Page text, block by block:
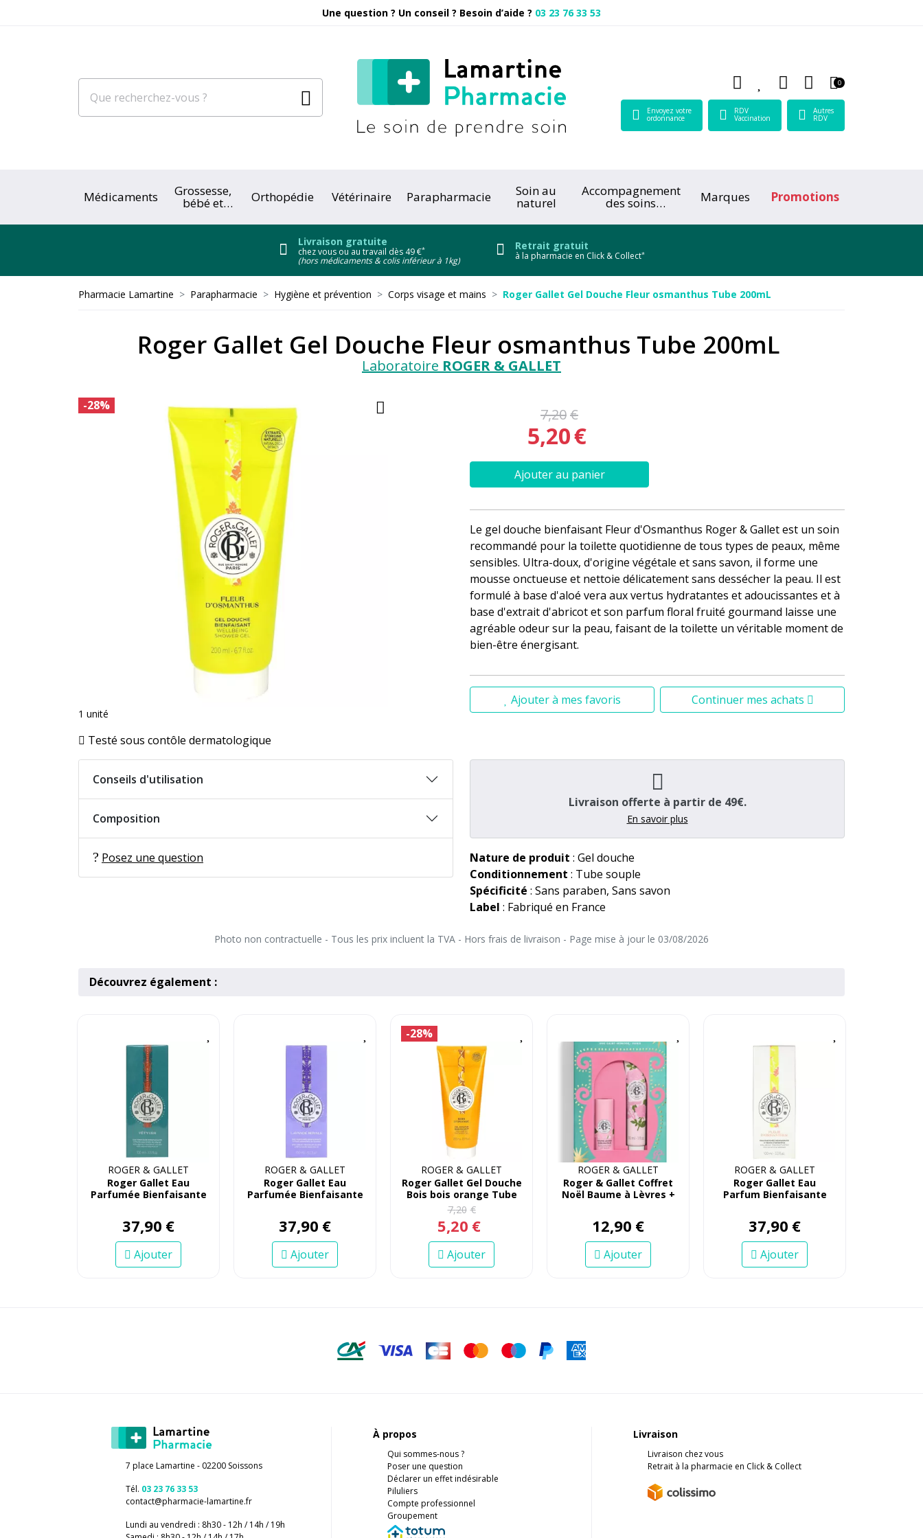
Une question ? Un conseil ? Besoin d’aide ? 03 23 76 33 53
0
Envoyez votre
ordonnance
RDV
Vaccination
Autres
RDV
Médicaments Grossesse,
bébé et Orthopédie Vétérinaire Parapharmacie Soin au
naturel
Accompagnement
des soins Marques Promotions
Livraison gratuite
chez vous ou au travail dès 49 €*
(hors médicaments & colis inférieur à 1kg)
Retrait gratuit
à la pharmacie en Click & Collect*
Pharmacie Lamartine Parapharmacie Hygiène et prévention Corps visage et mains Roger Gallet Gel Douche Fleur osmanthus Tube 200mL
Roger Gallet Gel Douche Fleur osmanthus Tube 200mL
Laboratoire ROGER & GALLET
-28%
1 unité
Testé sous contôle dermatologique
7,20€
5,20€
Ajouter au panier
Le gel douche bienfaisant Fleur d'Osmanthus Roger & Gallet est un soin
recommandé pour la toilette quotidienne de tous types de peaux, même
sensibles. Ultra-doux, d'origine végétale et sans savon, il forme une
mousse onctueuse et nettoie délicatement sans dessécher la peau. Il est
formulé à base d'aloé vera aux vertus hydratantes et adoucissantes et à
base d'extrait d'abricot et son parfum floral fruité gourmand laisse une
agréable odeur sur la peau, faisant de la toilette un véritable moment de
bien-être énergisant.
Ajouter à mes favoris Continuer mes achats
Conseils d'utilisation
Composition
Posez une question
Livraison offerte à partir de 49€.
En savoir plus
Nature de produit : Gel douche
Conditionnement : Tube souple
Spécificité : Sans paraben, Sans savon
Label : Fabriqué en France
Photo non contractuelle - Tous les prix incluent la TVA - Hors frais de livraison - Page mise à jour le 03/08/2026
Découvrez également :
ROGER & GALLET
Roger Gallet Eau
Parfumée Bienfaisante
37,90 €
Ajouter
ROGER & GALLET
Roger Gallet Eau
Parfumée Bienfaisante
37,90 €
Ajouter
-28%
ROGER & GALLET
Roger Gallet Gel Douche
Bois bois orange Tube
200mL
7,20 €
5,20 €
Ajouter
ROGER & GALLET
Roger & Gallet Coffret
Noël Baume à Lèvres +
12,90 €
Ajouter
ROGER & GALLET
Roger Gallet Eau
Parfum Bienfaisante
37,90 €
Ajouter
7 place Lamartine - 02200 Soissons
Tél. 03 23 76 33 53
contact@pharmacie-lamartine.fr
Lundi au vendredi : 8h30 - 12h / 14h / 19h
À propos
Qui sommes-nous ?
Poser une question
Déclarer un effet indésirable
Piluliers
Compte professionnel
Groupement
Livraison
Livraison chez vous
Retrait à la pharmacie en Click & Collect